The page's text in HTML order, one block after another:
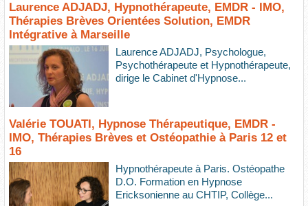
Laurence ADJADJ, Hypnothérapeute, EMDR - IMO,
Thérapies Brèves Orientées Solution, EMDR
Intégrative à Marseille
Laurence ADJADJ, Psychologue,
Psychothérapeute et Hypnothérapeute,
dirige le Cabinet d'Hypnose...
Valérie TOUATI, Hypnose Thérapeutique, EMDR -
IMO, Thérapies Brèves et Ostéopathie à Paris 12 et
16
Hypnothérapeute à Paris. Ostéopathe
D.O. Formation en Hypnose
Ericksonienne au CHTIP, Collège...